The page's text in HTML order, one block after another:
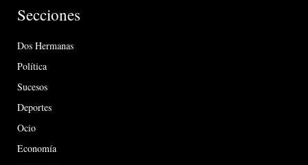
Secciones
Dos Hermanas
Política
Sucesos
Deportes
Ocio
Economía